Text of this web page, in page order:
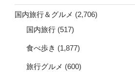
国内旅行＆グルメ (2,706)
国内旅行 (517)
食べ歩き (1,877)
旅行グルメ (600)